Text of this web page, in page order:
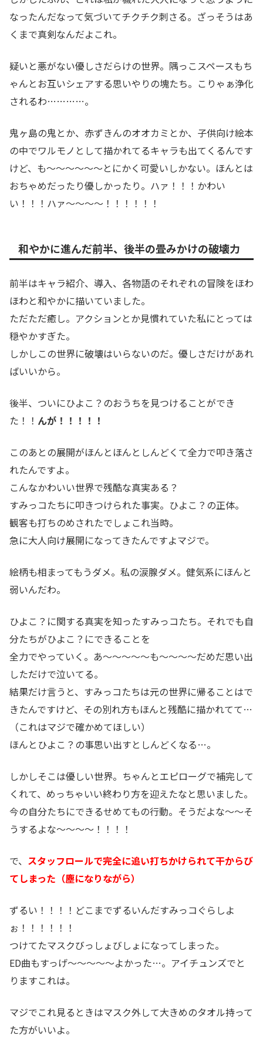
なったんだなって気づいてチクチク刺さる。ざっそうはあ
くまで真剣なんだよこれ。
疑いと悪がない優しさだらけの世界。隅っこスペースもち
ゃんとお互いシェアする思いやりの塊たち。こりゃぁ浄化
されるわ…………。
鬼ヶ島の鬼とか、赤ずきんのオオカミとか、子供向け絵本
の中でワルモノとして描かれてるキャラも出てくるんです
けど、も～～～～～～とにかく可愛いしかない。ほんとは
おちゃめだったり優しかったり。ハァ！！！かわい
い！！！ハァ～～～～！！！！！！
和やかに進んだ前半、後半の畳みかけの破壊力
前半はキャラ紹介、導入、各物語のそれぞれの冒険をほわ
ほわと和やかに描いていました。
ただただ癒し。アクションとか見慣れていた私にとっては
穏やかすぎた。
しかしこの世界に破壊はいらないのだ。優しさだけがあれ
ばいいから。
後半、ついにひよこ？のおうちを見つけることができ
た！！ んが！！！！！
このあとの展開がほんとほんとしんどくて全力で叩き落さ
れたんですよ。
こんなかわいい世界で残酷な真実ある？
すみっコたちに叩きつけられた事実。ひよこ？の正体。
観客も打ちのめされたでしょこれ当時。
急に大人向け展開になってきたんですよマジで。
絵柄も相まってもうダメ。私の涙腺ダメ。健気系にほんと
弱いんだわ。
ひよこ？に関する真実を知ったすみっコたち。それでも自
分たちがひよこ？にできることを
全力でやっていく。あ～～～～～も～～～～だめだ思い出
しただけで泣いてる。
結果だけ言うと、すみっコたちは元の世界に帰ることはで
きたんですけど、その別れ方もほんと残酷に描かれてて…
（これはマジで確かめてほしい）
ほんとひよこ？の事思い出すとしんどくなる…。
しかしそこは優しい世界。ちゃんとエピローグで補完して
くれて、めっちゃいい終わり方を迎えたなと思いました。
今の自分たちにできるせめてもの行動。そうだよな～～そ
うするよな～～～～！！！！
で、 スタッフロールで完全に追い打ちかけられて干からび
てしまった（塵になりながら）
ずるい！！！！どこまでずるいんだすみっコぐらしよ
ぉ！！！！！！
つけてたマスクびっしょびしょになってしまった。
ED曲もすっげ～～～～～よかった…。アイチュンズでと
りますこれは。
マジでこれ見るときはマスク外して大きめのタオル持って
た方がいいよ。